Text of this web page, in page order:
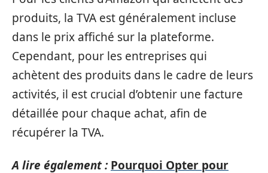
produits, la TVA est généralement incluse
dans le prix affiché sur la plateforme.
Cependant, pour les entreprises qui
achètent des produits dans le cadre de leurs
activités, il est crucial d’obtenir une facture
détaillée pour chaque achat, afin de
récupérer la TVA.
A lire également : Pourquoi Opter pour